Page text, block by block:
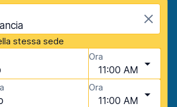
stessa sede
Ora
11:00 AM
Ora
11:00 AM